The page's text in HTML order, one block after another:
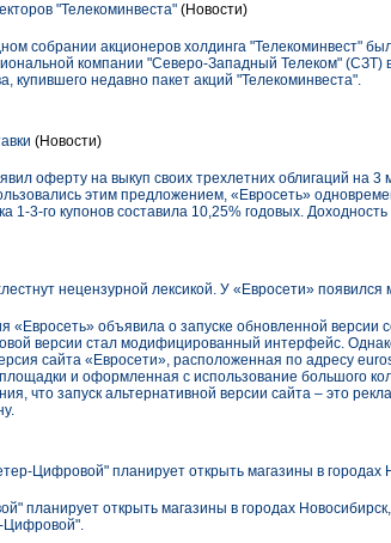
"Телекоминвеста" (Новости)
собрании акционеров холдинга "Телекоминвест"
компании "Северо-Западный Телеком" (СЗТ)
недавно пакет акций "Телекоминвеста".
(Новости)
оферту на выкуп своих трехлетних облигаций на
этим предложением, «Евросеть»
1-3-го купонов составила 10,25% годовых.
нецензурной лексикой. У «Евросети» появился
«Евросеть» объявила о запуске обновленной версии
версии стал модифицированный интерфейс.
сайта «Евросети», расположенная по адресу
и оформленная с использование большого
что запуск альтернативной версии сайта – это
Цифровой" планирует открыть магазины в городах
планирует открыть магазины в городах
Цифровой".